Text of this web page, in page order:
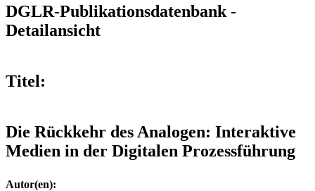
DGLR-Publikationsdatenbank -
Detailansicht
Titel:
Die Rückkehr des Analogen: Interaktive
Medien in der Digitalen Prozessführung
Autor(en):